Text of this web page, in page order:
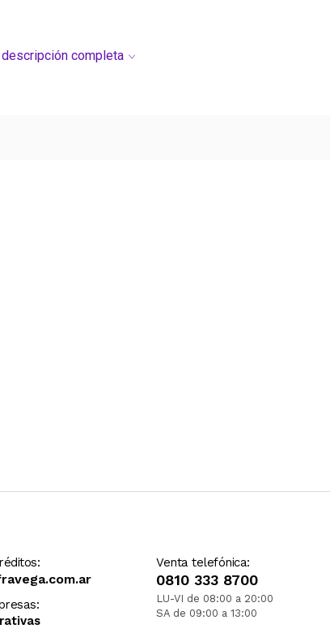
completa
Venta telefónica:
0810 333 8700
LU-VI de 08:00 a 20:00
SA de 09:00 a 13:00